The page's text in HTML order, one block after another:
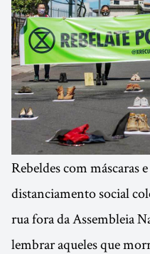
Rebeldes com máscaras
distanciamento social
rua fora da Assembleia
lembrar aqueles que